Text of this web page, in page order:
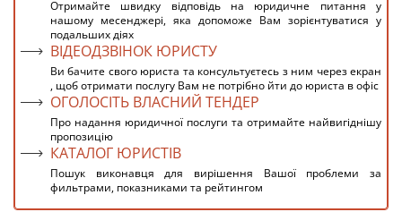
Отримайте швидку відповідь на юридичне питання у
нашому месенджері, яка допоможе Вам зорієнтуватися у
подальших діях
ВІДЕОДЗВІНОК ЮРИСТУ
Ви бачите свого юриста та консультуєтесь з ним через екран
, щоб отримати послугу Вам не потрібно йти до юриста в офіс
ОГОЛОСІТЬ ВЛАСНИЙ ТЕНДЕР
Про надання юридичної послуги та отримайте найвигіднішу
пропозицію
КАТАЛОГ ЮРИСТІВ
Пошук виконавця для вирішення Вашої проблеми за
фильтрами, показниками та рейтингом